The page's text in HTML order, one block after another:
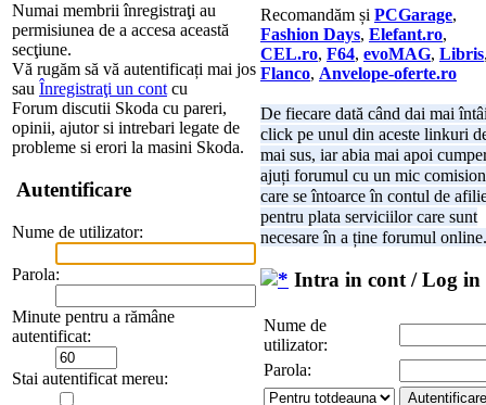
Numai membrii înregistraţi au
permisiunea de a accesa această
secţiune.
Vă rugăm să vă autentificați mai jos
sau Înregistraţi un cont cu
Forum discutii Skoda cu pareri,
opinii, ajutor si intrebari legate de
probleme si erori la masini Skoda.
Autentificare
Nume de utilizator:
Parola:
Minute pentru a rămâne
autentificat:
Stai autentificat mereu:
Recomandăm și PCGarage,
Fashion Days, Elefant.ro,
CEL.ro, F64, evoMAG, Libris
Flanco, Anvelope-oferte.ro
De fiecare dată când dai mai
click pe unul din aceste linkuri
mai sus, iar abia mai apoi
ajuți forumul cu un mic comision
care se întoarce în contul de
pentru plata serviciilor care sunt
necesare în a ține forumul online.
Intra in cont / Log in
Nume de
utilizator:
Parola: